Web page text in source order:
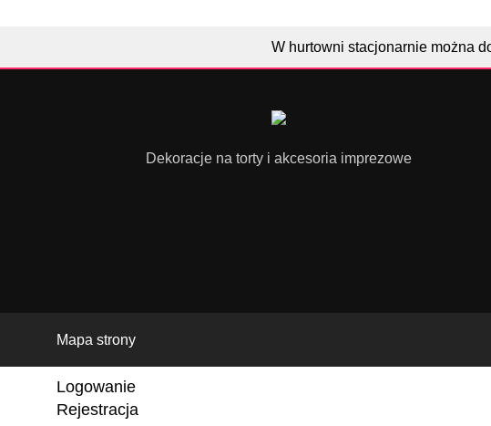
W hurtowni stacjonarnie można
Dekoracje na torty i akcesoria imprezowe
Mapa strony
Logowanie
Rejestracja